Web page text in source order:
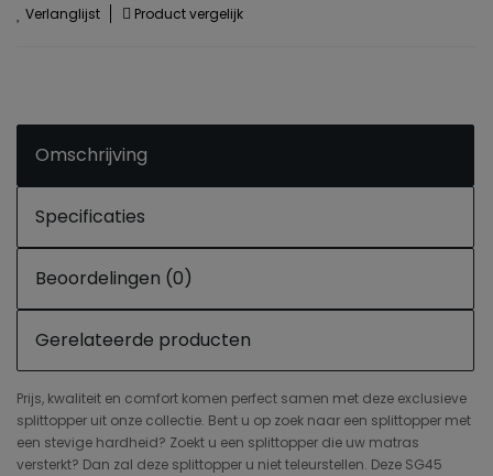
Verlanglijst Product vergelijk
Omschrijving
Specificaties
Beoordelingen (0)
Gerelateerde producten
Prijs, kwaliteit en comfort komen perfect samen met deze exclusieve
splittopper uit onze collectie. Bent u op zoek naar een splittopper met
een stevige hardheid? Zoekt u een splittopper die uw matras
versterkt? Dan zal deze splittopper u niet teleurstellen. Deze SG45